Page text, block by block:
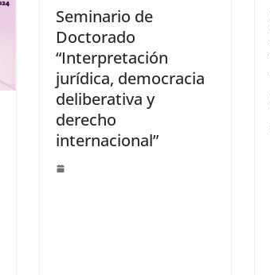
Seminario de
Doctorado
“Interpretación
jurídica, democracia
deliberativa y
derecho
internacional”